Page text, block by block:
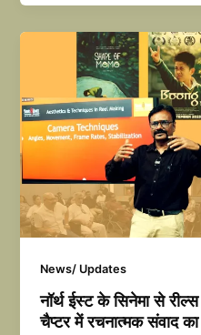
News/ Updates
नॉर्थ ईस्ट के सिनेमा से
चैप्टर में रचनात्मक संवाद